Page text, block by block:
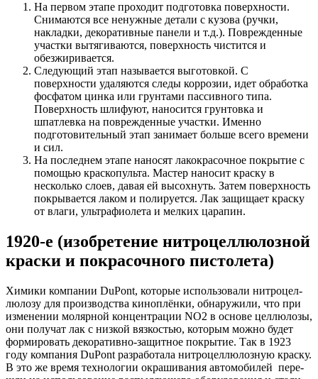
На первом этапе проходит подготовка поверхности.
Снимаются все ненужные детали с кузова (ручки,
накладки, декоративные панели и т.д.). Поврежденные
участки вытягиваются, поверхность чистится и
обезжиривается.
Следующий этап называется выготовкой. С
поверхности удаляются следы коррозии, идет обработка
фосфатом цинка или грунтами пассивного типа.
Поверхность шлифуют, наносится грунтовка и
шпатлевка на поврежденные участки. Именно
подготовительный этап занимает больше всего времени
и сил.
На последнем этапе наносят лакокрасочное покрытие с
помощью краскопульта. Мастер наносит краску в
несколько слоев, давая ей высохнуть. Затем поверхность
покрывается лаком и полируется. Лак защищает краску
от влаги, ультрафиолета и мелких царапин.
1920‑е (изобретение нитроцеллюлозной
краски и покрасочного пистолета)
Хими­ки ком­па­нии DuPont, кото­рые исполь­зо­ва­ли нит­ро­цел­
лю­ло­зу для про­из­вод­ства кино­плён­ки, обна­ру­жи­ли, что при
изме­не­нии моляр­ной кон­цен­тра­ции NO2 в осно­ве цел­лю­ло­зы,
они полу­чат лак с низ­кой вяз­ко­стью, кото­рым мож­но будет
фор­ми­ро­вать деко­ра­тив­но-защит­ное покры­тие. Так в 1923
году ком­па­ния DuPont раз­ра­бо­та­ла нит­ро­цел­лю­лоз­ную крас­ку.
В это же вре­мя тех­но­ло­гии окра­ши­ва­ния авто­мо­би­лей пере­